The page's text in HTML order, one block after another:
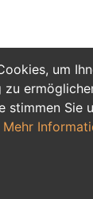
um
stimmen Sie
Mehr